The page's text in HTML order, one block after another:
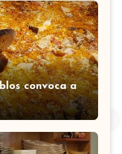
convoca a